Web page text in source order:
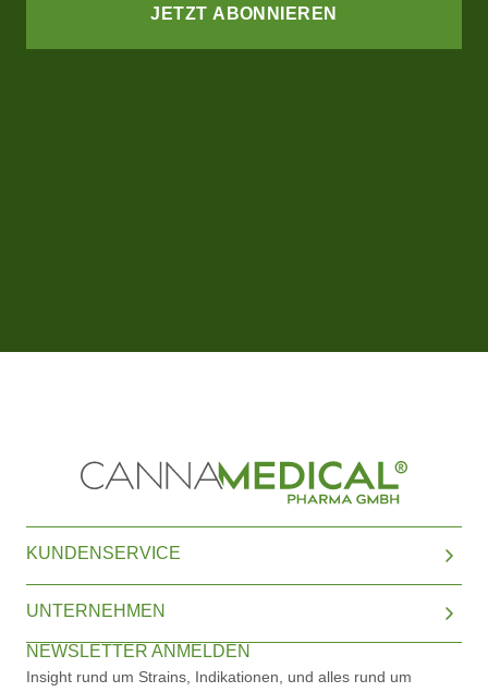
JETZT ABONNIEREN
KUNDENSERVICE
UNTERNEHMEN
NEWSLETTER ANMELDEN
Insight rund um Strains, Indikationen, und alles rund um